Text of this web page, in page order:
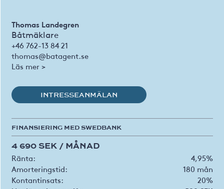
Thomas Landegren
Båtmäklare
+46 762-13 84 21
thomas@batagent.se
Läs mer >
INTRESSEANMÄLAN
FINANSIERING MED SWEDBANK
4 690 SEK / MÅNAD
Ränta:
4,95%
Amorteringstid:
180 mån
Kontantinsats:
20%